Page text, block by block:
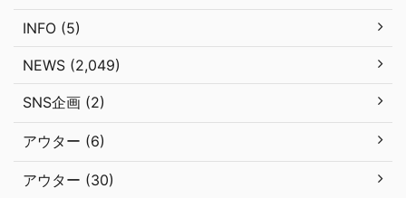
INFO (5)
NEWS (2,049)
SNS企画 (2)
アウター (6)
アウター (30)